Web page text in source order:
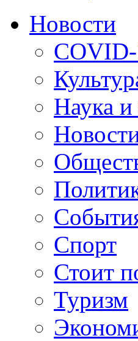
Новости
Наука и
Спорт
Стоит
Туризм